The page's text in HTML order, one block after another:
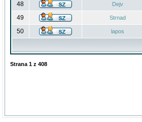
48 Dejv
49 Strnad
50 lapos
Strana 1 z 408